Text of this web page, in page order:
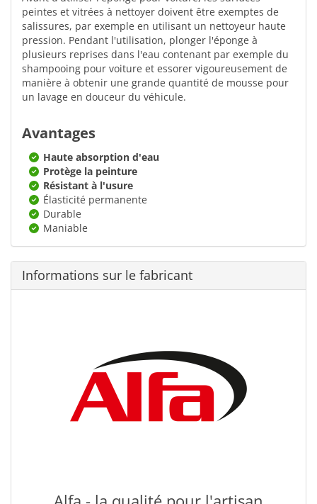
peintes et vitrées à nettoyer doivent être exemptes de
salissures, par exemple en utilisant un nettoyeur haute
pression. Pendant l'utilisation, plonger l'éponge à
plusieurs reprises dans l'eau contenant par exemple du
shampooing pour voiture et essorer vigoureusement de
manière à obtenir une grande quantité de mousse pour
un lavage en douceur du véhicule.
Avantages
Haute absorption d'eau
Protège la peinture
Résistant à l'usure
Élasticité permanente
Durable
Maniable
Informations sur le fabricant